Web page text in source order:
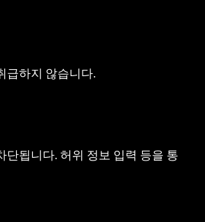
급하지 않습니다.
단됩니다. 허위 정보 입력 등을 통